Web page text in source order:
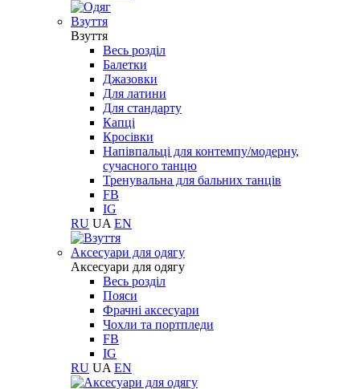
Взуття
Взуття
Весь розділ
Балетки
Джазовки
Для латини
Для стандарту
Капці
Кросівки
Напівпальці для контемпу/модерну,
сучасного танцю
Тренувальна для бальних танців
FB
IG
RU UA EN
Aксесуари для одягу
Aксесуари для одягу
Весь розділ
Пояси
Фрачні аксесуари
Чохли та портпледи
FB
IG
RU UA EN